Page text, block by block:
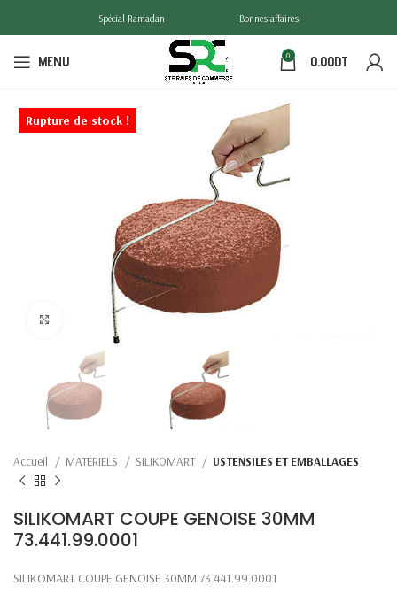
Spécial Ramadan Bonnes affaires
MENU 0 0.00DT
Click to enlarge
Rupture de stock !
Accueil MATÉRIELS SILIKOMART USTENSILES ET EMBALLAGES
SILIKOMART COUPE GENOISE 30MM
73.441.99.0001
SILIKOMART COUPE GENOISE 30MM 73.441.99.0001